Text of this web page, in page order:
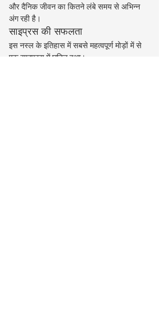
और दैनिक जीवन का कितने लंबे समय से अभिन्न
अंग रही है।
साइप्रस की सफलता
इस नस्ल के इतिहास में सबसे महत्वपूर्ण मोड़ों में से
एक साइप्रस में घटित हुआ।